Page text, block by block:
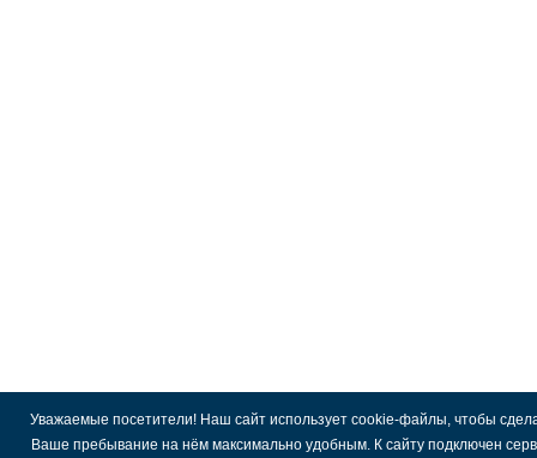
Уважаемые посетители! Наш сайт использует cookie-файлы, чтобы
Ваше пребывание на нём максимально удобным. К cайту подключен